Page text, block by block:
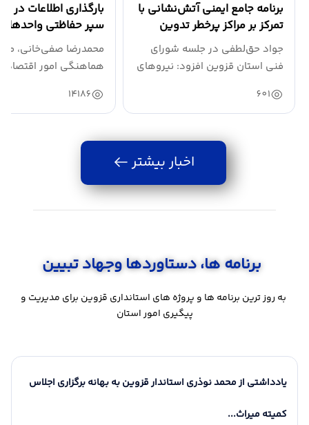
برنامه جامع ایمنی آتش‌نشانی با
تمرکز بر مراکز پرخطر تدوین
شود
جواد حق‌لطفی در جلسه شورای
فنی استان قزوین افزود: نیروهای
601
بارگذاری اطلاعات در
سپر حفاظتی
است
محمدرضا صفی‌خانی،
هماهنگی امور اقتصادی
14186
اخبار بیشتر
17 مرداد 1405
پیام محمد نوذری، استاندار
17 مرداد 1405
پیام تبریک دبیر
16 مرداد 1405
پیام فرماندار قزوین به مناسبت
۱۷ مرداد، روز خبرنگار؛ تجلیل از
16 مرداد 1405
پیام فرماندار
آیین راه‌اندازی «موکب شهدای دولت» در قزوین
برنامه ها، دستاوردها وجهاد تبیین
به روز ترین برنامه ها و پروژه های استانداری قزوین برای مدیریت و
پیگیری امور استان
یادداشتی از محمد نوذری استاندار قزوین به بهانه برگزاری اجلاس
کمیته میراث...